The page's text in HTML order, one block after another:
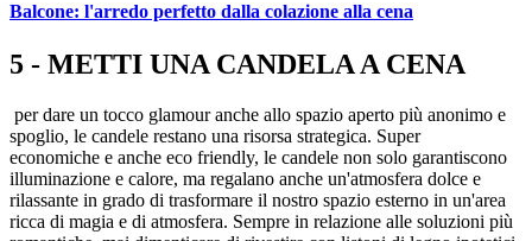
Balcone: l'arredo perfetto dalla colazione alla cena
5 - METTI UNA CANDELA A CENA
per dare un tocco glamour anche allo spazio aperto più anonimo e
spoglio, le candele restano una risorsa strategica. Super
economiche e anche eco friendly, le candele non solo garantiscono
illuminazione e calore, ma regalano anche un'atmosfera dolce e
rilassante in grado di trasformare il nostro spazio esterno in un'area
ricca di magia e di atmosfera. Sempre in relazione alle soluzioni più